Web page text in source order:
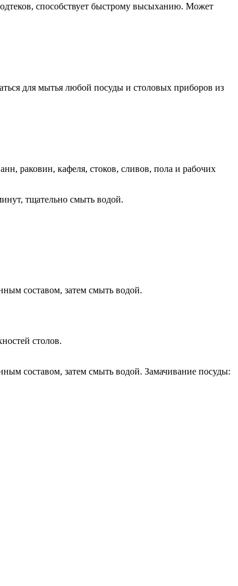
способствует быстрому высыханию. Может
для мытья любой посуды и столовых приборов из
раковин, кафеля, стоков, сливов, пола и рабочих
тщательно смыть водой.
составом, затем смыть водой.
столов.
составом, затем смыть водой. Замачивание посуды: